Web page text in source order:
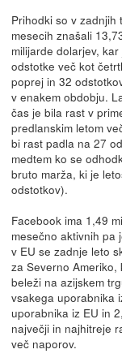
Prihodki so v zadnjih
mesecih znašali
milijarde dolarjev,
odstotke več kot
poprej in 32
v enakem obdobju.
čas je bila rast v
predlanskim letom
bi rast padla na 27
medtem ko se
bruto marža, ki je
odstotkov).
Facebook ima 1,49
mesečno aktivnih pa
v EU se zadnje leto
za Severno
beleži na azijskem
vsakega uporabnika
uporabnika iz EU in
največji in najhitreje
več naporov.